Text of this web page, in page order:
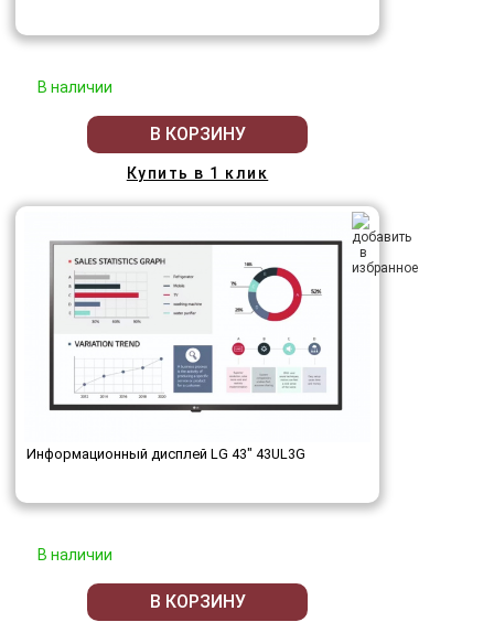
В наличии
В КОРЗИНУ
Купить в 1 клик
Информационный дисплей LG 43" 43UL3G
В наличии
В КОРЗИНУ